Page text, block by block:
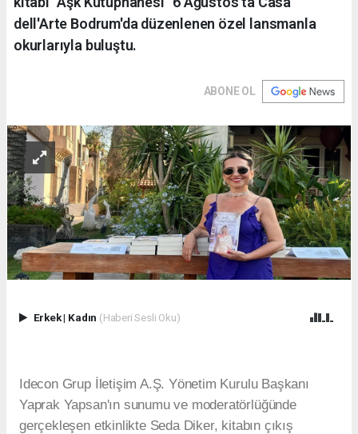
dell'Arte Bodrum'da düzenlenen özel lansmanla
okurlarıyla buluştu.
ABONE OL
Erkek| Kadın (Haberi Sesli Oku)
Idecon Grup İletişim A.Ş. Yönetim Kurulu Başkanı
Yaprak Yapsan'ın sunumu ve moderatörlüğünde
gerçekleşen etkinlikte Seda Diker, kitabın çıkış